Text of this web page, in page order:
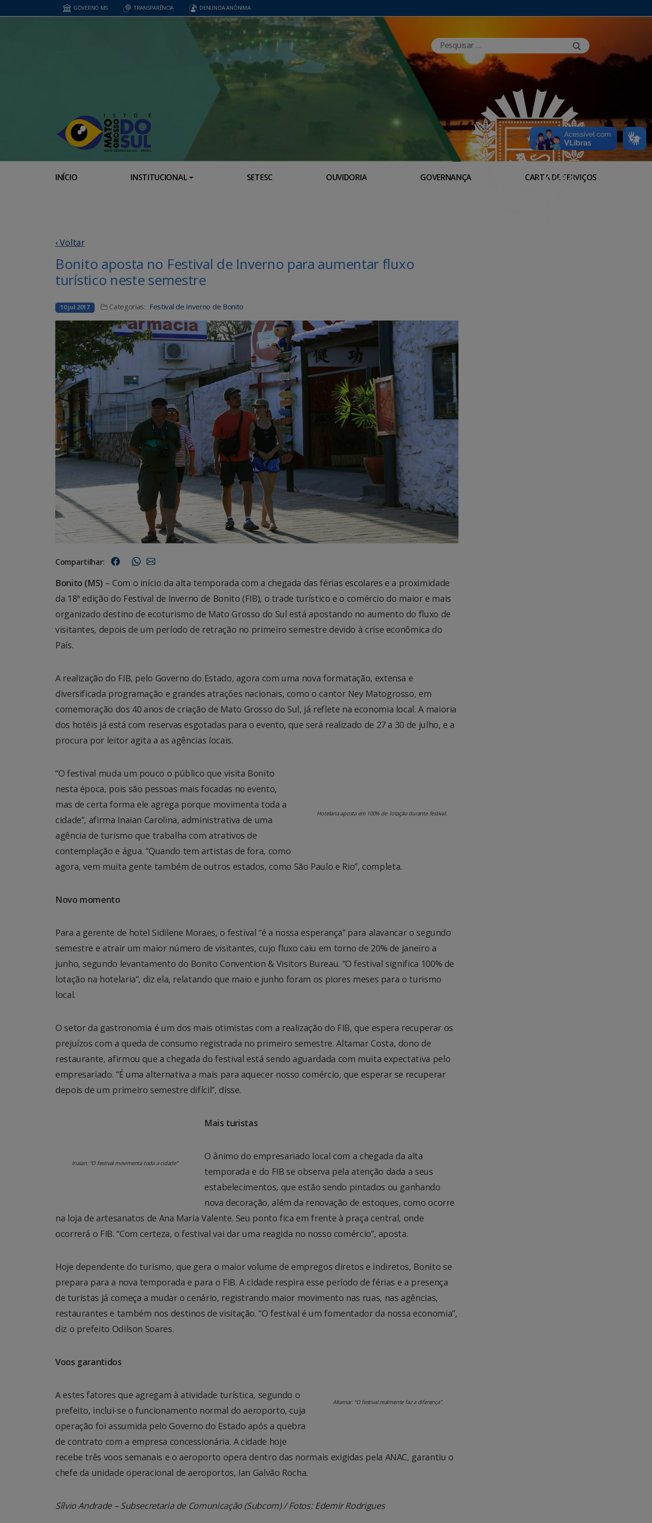
GOVERNO MS TRANSPARÊNCIA DENUNCIA ANÔNIMA
INÍCIO INSTITUCIONAL SETESC OUVIDORIA GOVERNANÇA CARTA DE SERVIÇOS
‹ Voltar
Bonito aposta no Festival de Inverno para aumentar fluxo
turístico neste semestre
10 jul 2017 Categorias: Festival de Inverno de Bonito
Compartilhar:
Bonito (MS) – Com o início da alta temporada com a chegada das férias escolares e a proximidade
da 18ª edição do Festival de Inverno de Bonito (FIB), o trade turístico e o comércio do maior e mais
organizado destino de ecoturismo de Mato Grosso do Sul está apostando no aumento do fluxo de
visitantes, depois de um período de retração no primeiro semestre devido à crise econômica do
País.
A realização do FIB, pelo Governo do Estado, agora com uma nova formatação, extensa e
diversificada programação e grandes atrações nacionais, como o cantor Ney Matogrosso, em
comemoração dos 40 anos de criação de Mato Grosso do Sul, já reflete na economia local. A maioria
dos hotéis já está com reservas esgotadas para o evento, que será realizado de 27 a 30 de julho, e a
procura por leitor agita a as agências locais.
Hotelaria aposta em 100% de lotação durante festival.
“O festival muda um pouco o público que visita Bonito
nesta época, pois são pessoas mais focadas no evento,
mas de certa forma ele agrega porque movimenta toda a
cidade”, afirma Inaian Carolina, administrativa de uma
agência de turismo que trabalha com atrativos de
contemplação e água. “Quando tem artistas de fora, como
agora, vem muita gente também de outros estados, como São Paulo e Rio”, completa.
Novo momento
Para a gerente de hotel Sidilene Moraes, o festival “é a nossa esperança” para alavancar o segundo
semestre e atrair um maior número de visitantes, cujo fluxo caiu em torno de 20% de janeiro a
junho, segundo levantamento do Bonito Convention & Visitors Bureau. “O festival significa 100% de
lotação na hotelaria”, diz ela, relatando que maio e junho foram os piores meses para o turismo
local.
O setor da gastronomia é um dos mais otimistas com a realização do FIB, que espera recuperar os
prejuízos com a queda de consumo registrada no primeiro semestre. Altamar Costa, dono de
restaurante, afirmou que a chegada do festival está sendo aguardada com muita expectativa pelo
empresariado. “É uma alternativa a mais para aquecer nosso comércio, que esperar se recuperar
depois de um primeiro semestre difícil”, disse.
Inaian: “O festival movimenta toda a cidade”
Mais turistas
O ânimo do empresariado local com a chegada da alta
temporada e do FIB se observa pela atenção dada a seus
estabelecimentos, que estão sendo pintados ou ganhando
nova decoração, além da renovação de estoques, como ocorre
na loja de artesanatos de Ana Maria Valente. Seu ponto fica em frente à praça central, onde
ocorrerá o FIB. “Com certeza, o festival vai dar uma reagida no nosso comércio”, aposta.
Hoje dependente do turismo, que gera o maior volume de empregos diretos e indiretos, Bonito se
prepara para a nova temporada e para o FIB. A cidade respira esse período de férias e a presença
de turistas já começa a mudar o cenário, registrando maior movimento nas ruas, nas agências,
restaurantes e também nos destinos de visitação. “O festival é um fomentador da nossa economia”,
diz o prefeito Odilson Soares.
Altamar: “O festival realmente faz a diferença”.
Voos garantidos
A estes fatores que agregam à atividade turística, segundo o
prefeito, inclui-se o funcionamento normal do aeroporto, cuja
operação foi assumida pelo Governo do Estado após a quebra
de contrato com a empresa concessionária. A cidade hoje
recebe três voos semanais e o aeroporto opera dentro das normais exigidas pela ANAC, garantiu o
chefe da unidade operacional de aeroportos, Ian Galvão Rocha.
Sílvio Andrade – Subsecretaria de Comunicação (Subcom) /Fotos: Edemir Rodrigues